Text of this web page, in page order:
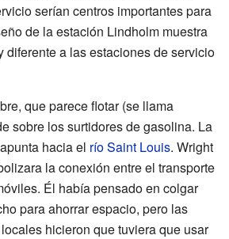
serían centros importantes para
de la estación Lindholm muestra
diferente a las estaciones de servicio
que parece flotar (se llama
sobre los surtidores de gasolina. La
hacia el río Saint Louis. Wright
la conexión entre el transporte
Él había pensado en colgar
para ahorrar espacio, pero las
hicieron que tuviera que usar